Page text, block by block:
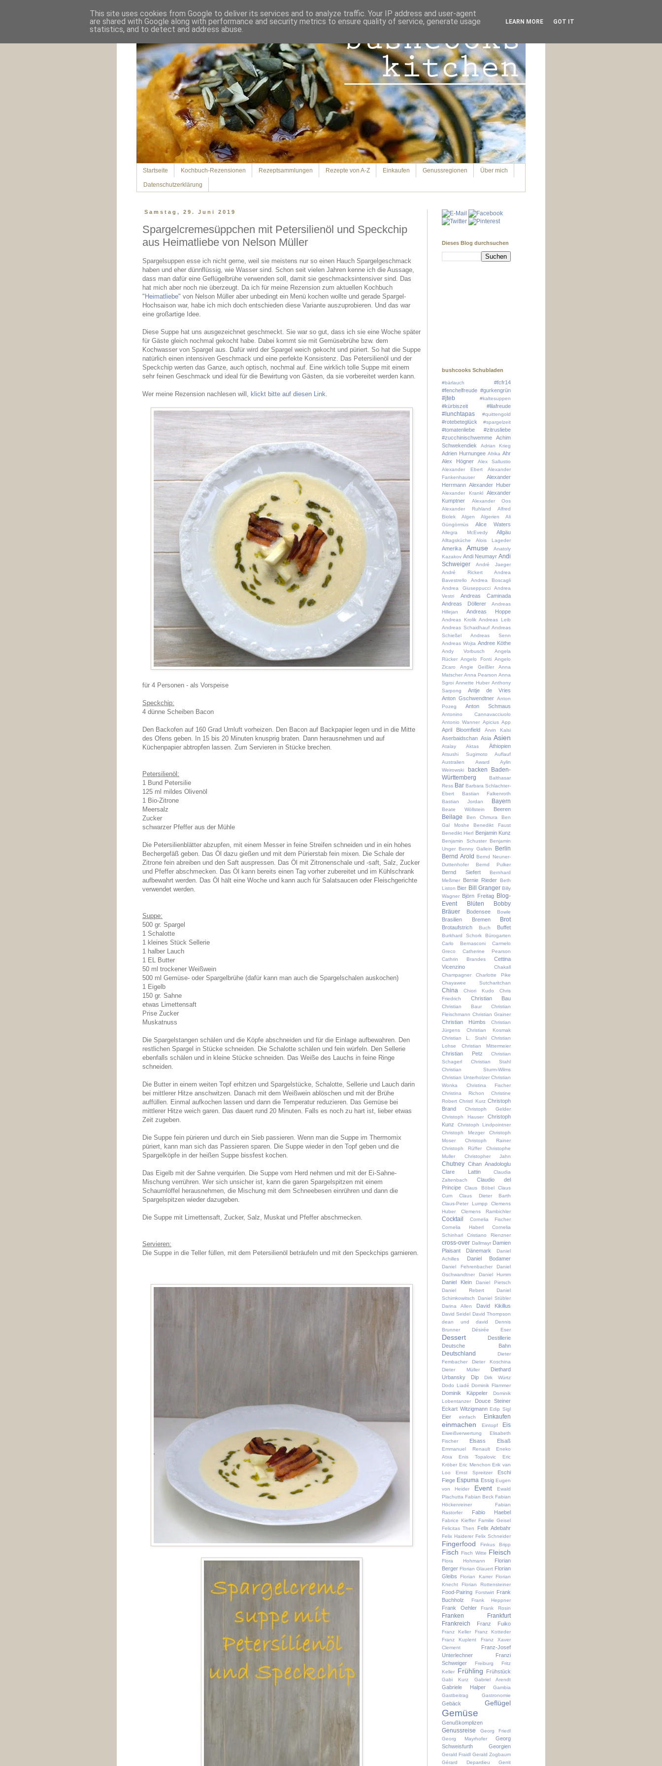
Startseite Kochbuch-Rezensionen Rezeptsammlungen Rezepte von A-Z Einkaufen Genussregionen Über mich
Datenschutzerklärung
Samstag, 29. Juni 2019
Spargelcremesüppchen mit Petersilienöl und Speckchip
aus Heimatliebe von Nelson Müller
Spargelsuppen esse ich nicht gerne, weil sie meistens nur so einen Hauch Spargelgeschmack
haben und eher dünnflüssig, wie Wasser sind. Schon seit vielen Jahren kenne ich die Aussage,
dass man dafür eine Geflügelbrühe verwenden soll, damit sie geschmacksintensiver sind. Das
hat mich aber noch nie überzeugt. Da ich für meine Rezension zum aktuellen Kochbuch
" Heimatliebe" von Nelson Müller aber unbedingt ein Menü kochen wollte und gerade Spargel-
Hochsaison war, habe ich mich doch entschieden diese Variante auszuprobieren. Und das war
eine großartige Idee.
Diese Suppe hat uns ausgezeichnet geschmeckt. Sie war so gut, dass ich sie eine Woche später
für Gäste gleich nochmal gekocht habe. Dabei kommt sie mit Gemüsebrühe bzw. dem
Kochwasser von Spargel aus. Dafür wird der Spargel weich gekocht und püriert. So hat die Suppe
natürlich einen intensiven Geschmack und eine perfekte Konsistenz. Das Petersilienöl und der
Speckchip werten das Ganze, auch optisch, nochmal auf. Eine wirklich tolle Suppe mit einem
sehr feinen Geschmack und ideal für die Bewirtung von Gästen, da sie vorbereitet werden kann.
Wer meine Rezension nachlesen will, klickt bitte auf diesen Link.
für 4 Personen - als Vorspeise
Speckchip:
4 dünne Scheiben Bacon
Den Backofen auf 160 Grad Umluft vorheizen. Den Bacon auf Backpapier legen und in die Mitte
des Ofens geben. In 15 bis 20 Minuten knusprig braten. Dann herausnehmen und auf
Küchenpapier abtropfen lassen. Zum Servieren in Stücke brechen.
Petersilienöl:
1 Bund Petersilie
125 ml mildes Olivenöl
1 Bio-Zitrone
Meersalz
Zucker
schwarzer Pfeffer aus der Mühle
Die Petersilienblätter abzupfen, mit einem Messer in feine Streifen schneiden und in ein hohes
Bechergefäß geben. Das Öl dazu gießen und mit dem Pürierstab fein mixen. Die Schale der
Zitrone fein abreiben und den Saft auspressen. Das Öl mit Zitronenschale und -saft, Salz, Zucker
und Pfeffer abschmecken. Das Öl kann bereits einen Tag vorher zubereitet und im Kühlschrank
aufbewahrt werden. Das Öl hält eine Woche und kann auch für Salatsaucen oder Fleischgerichte
verwendet werden.
Suppe:
500 gr. Spargel
1 Schalotte
1 kleines Stück Sellerie
1 halber Lauch
1 EL Butter
50 ml trockener Weißwein
500 ml Gemüse- oder Spargelbrühe (dafür kann man auch die Spargelschalen auskochen)
1 Eigelb
150 gr. Sahne
etwas Limettensaft
Prise Zucker
Muskatnuss
Die Spargelstangen schälen und die Köpfe abschneiden und für die Einlage aufbewahren. Den
restlichen Spargel in Stücke schneiden. Die Schalotte schälen und fein würfeln. Den Sellerie
ebenfalls schälen und in kleine Stücke schneiden. Das Weiße des Lauchs in feine Ringe
schneiden.
Die Butter in einem weiten Topf erhitzen und Spargelstücke, Schalotte, Sellerie und Lauch darin
bei mittlerer Hitze anschwitzen. Danach mit dem Weißwein ablöschen und mit der Brühe
auffüllen. Einmal aufkochen lassen und dann die Temperatur reduzieren. Das Gemüse bei
mittlerer Hitze weich garen. Das dauert rund 20 Minuten. Falls es noch zu hart ist, lieber etwas
Zeit zugeben.
Die Suppe fein pürieren und durch ein Sieb passieren. Wenn man die Suppe im Thermomix
püriert, kann man sich das Passieren sparen. Die Suppe wieder in den Topf geben und die
Spargelköpfe in der heißen Suppe bissfest kochen.
Das Eigelb mit der Sahne verquirlen. Die Suppe vom Herd nehmen und mit der Ei-Sahne-
Mischung verrühren. Wer sich unsicher ist, kann die garen Spargelspitzen mit einem
Schaumlöffel herausnehmen, die Mischung mit dem Schneebesen einrühren und dann die
Spargelspitzen wieder dazugeben.
Die Suppe mit Limettensaft, Zucker, Salz, Muskat und Pfeffer abschmecken.
Servieren:
Die Suppe in die Teller füllen, mit dem Petersilienöl beträufeln und mit den Speckchips garnieren.
Dieses Blog durchsuchen
bushcooks Schubladen
#bärlauch
#fcfr14
#fenchelfreude #gurkengrün
#jteb #kaltesuppen
#kürbiszeit #lilafreude
#lunchtapas #quittengold
#rotebeteglück #spargelzeit
#tomatenliebe
#zitrusliebe
#zucchinischwemme
Achim
Schwekendiek
Adrian Krieg
Adrien Hurnungee Afrika Ahr
Alex Högner
Alex Sallustio
Alexander Ebert
Alexander
Fankenhauser
Alexander
Herrmann Alexander Huber
Alexander Krankl
Alexander
Kumptner
Alexander Oos
Alexander Ruhland
Alfred
Biolek
Algen Algerien
Ali
Güngörmüs
Alice Waters
Allegra McEvedy Allgäu
Alltagsküche Alois Lageder
Amerika Amuse
Anatoly
Kazakov Andi Neumayr Andi
Schweiger
André Jaeger
André Rickert
Andrea
Bavestrello
Andrea Boscagli
Andrea Giuseppucci
Andrea
Vestri
Andreas Caminada
Andreas Döllerer
Andreas
Hillejan
Andreas Hoppe
Andreas Krolik Andreas Leib
Andreas Schaidhauf Andreas
Schießel
Andreas Senn
Andreas Wojta Andree Köthe
Andy Vorbusch
Angela
Rücker Angelo Fonti Angelo
Zicaro
Angie Geißler
Anna
Matscher Anna Pearson Anna
Sgroi Annette Huber Anthony
Sarpong
Antje de Vries
Anton Gschwendtner Anton
Pozeg
Anton Schmaus
Antonino Cannavacciuolo
Antonio Wanner Apicius App
April Bloomfield Arvin Kalsi
Aserbaidschan Asia Asien
Atalay Aktas Äthiopien
Atsushi Sugimoto
Auflauf
Australien
Award
Aylin
Weirowski
backen
Baden-
Württemberg
Balthasar
Ress Bar Barbara Schlachter-
Ebert
Bastian Falkenroth
Bastian Jordan
Bayern
Beate Wöllstein Beeren
Beilage Ben Chmura
Ben
Gal Moshe
Benedikt Faust
Benedikt Hierl Benjamin Kunz
Benjamin Schuster
Benjamin
Unger
Benny Gallein
Berlin
Bernd Arold Bernd Neuner-
Duttenhofer
Bernd Pulker
Bernd Siefert
Bernhard
Meßmer
Bernie Rieder
Beth
Liston Bier Bill Granger Billy
Wagner Björn Freitag Blog-
Event
Blüten
Bobby
Bräuer
Bodensee Bowle
Brasilien Bremen Brot
Brotaufstrich Buch Buffet
Burkhard Schork
Bürogarten
Carlo Bernasconi
Carmelo
Greco
Catherine Pearson
Cathrin Brandes
Cettina
Vicenzino
Chakall
Champagner
Charlotte Pike
Chayawee Sutcharitchan
China Chiori Kudo
Chris
Friedrich
Christian Bau
Christian Baur
Christian
Fleischmann Christian Grainer
Christian Hümbs
Christian
Jürgens
Christian Kosmak
Christian L. Stahl
Christian
Lohse
Christian Mittermeier
Christian Petz
Christian
Schagerl
Christian Stahl
Christian Sturm-Wilms
Christian Unterholzer Christian
Wonka
Christina Fischer
Christina Richon
Christine
Robert Christl Kurz Christoph
Brand
Christoph Gelder
Christoph Hauser
Christoph
Kunz
Christoph Lindpointner
Christoph Mezger
Christoph
Moser
Christoph Rainer
Christoph Rüffer
Christophe
Muller
Christopher Jahn
Chutney Cihan Anadologlu
Clare Lattin
Claudia
Zaltenbach
Claudio del
Principe
Claus Böbel
Claus
Curn
Claus Dieter Barth
Claus-Peter Lumpp
Clemens
Huber
Clemens Rambichler
Cocktail
Cornelia Fischer
Cornelia Haberl
Cornelia
Schinharl
Cristiano Rienzner
cross-over Dallmayr Damien
Plaisant
Dänemark
Daniel
Achilles
Daniel Bodamer
Daniel Fehrenbacher
Daniel
Gschwandtner
Daniel Humm
Daniel Klein
Daniel Pietsch
Daniel Rebert
Daniel
Schimkowitsch
Daniel Stübler
Darina Allen
David Kikillus
David Seidel David Thompson
dean und david
Dennis
Brunner
Désirée Eser
Dessert
Destillerie
Deutsche Bahn
Deutschland
Dieter
Fembacher
Dieter Koschina
Dieter Müller
Diethard
Urbansky
Dip
Dirk Würtz
Dodo Liadé Dominik Flammer
Dominik Käppeler
Dominik
Lobentanzer
Douce Steiner
Eckart Witzigmann Edip Sigl
Eier einfach Einkaufen
einmachen Eintopf Eis
Eiweißverwertung
Elisabeth
Fischer
Elsass Elsaß
Emmanuel Renault
Eneko
Atxa
Enis Topalovic
Eric
Kröber Eric Menchon Erik van
Loo
Ernst Spreitzer
Eschi
Fiege Espuma Essig Eugen
von Heider
Event
Ewald
Plachutta Fabian Beck Fabian
Höckenreiner
Fabian
Rastorfer
Fabio Haebel
Fabrice Kieffer Familie Geisel
Felicitas Then
Felix Adebahr
Felix Haiderer Felix Schneider
Fingerfood Finkus Bripp
Fisch Fisch Witte Fleisch
Flora Hohmann
Florian
Berger Florian Glauert Florian
Gleibs
Florian Karrer
Florian
Knecht
Florian Rottensteiner
Food-Pairing Forstwirt Frank
Buchholz
Frank Heppner
Frank Oehler Frank Rosin
Franken
Frankfurt
Frankreich
Franz Fuiko
Franz Keller
Franz Kotteder
Franz Kuplent
Franz Xaver
Clement
Franz-Josef
Unterlechner
Franzi
Schweiger
Freiburg
Fritz
Keller
Frühling Frühstück
Gabi Kurz Gabriel Arendt
Gabriele Halper
Gambia
Gastbeitrag
Gastronomie
Gebäck Geflügel
Gemüse
Genußkomplizen
Genussreise
Georg Friedl
Georg Mayrhofer
Georg
Schweisfurth
Georgien
Gerald Fraidl Gerald Zogbaum
Gérard Depardieu
Gerrit
This site uses cookies from Google to deliver its services and to analyze traffic. Your IP address and user-agent
are shared with Google along with performance and security metrics to ensure quality of service, generate usage
statistics, and to detect and address abuse.
LEARN MORE GOT IT